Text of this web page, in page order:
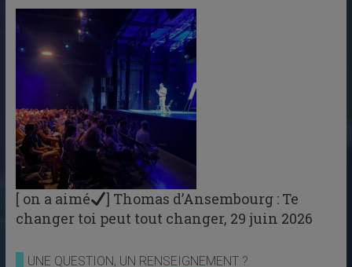
[ on a aimé
] Thomas d’Ansembourg : Te
changer toi peut tout changer, 29 juin 2026
UNE QUESTION, UN RENSEIGNEMENT ?